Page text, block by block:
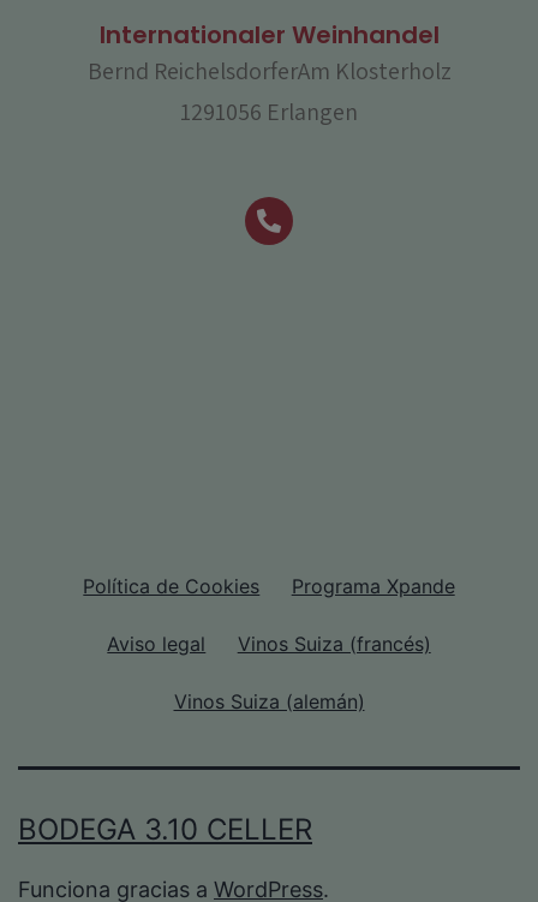
Internationaler Weinhandel
Bernd ReichelsdorferAm Klosterholz
1291056 Erlangen
Política de Cookies Programa Xpande
Aviso legal Vinos Suiza (francés)
Vinos Suiza (alemán)
BODEGA 3.10 CELLER
Funciona gracias a WordPress.